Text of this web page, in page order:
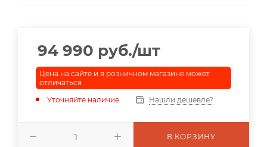
94 990 руб./шт
Цена на сайте и в розничном магазине может
отличаться
Уточняйте наличие
Нашли дешевле?
В КОРЗИНУ